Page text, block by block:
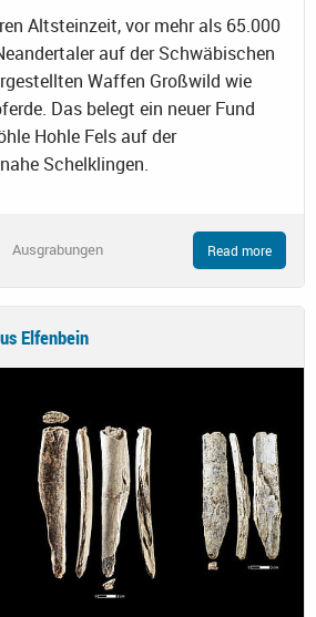
Altsteinzeit, vor mehr als 65.000
auf der Schwäbischen
Waffen Großwild wie
Das belegt ein neuer Fund
Hohle Fels auf der
Schelklingen.
Ausgrabungen Read more
Elfenbein